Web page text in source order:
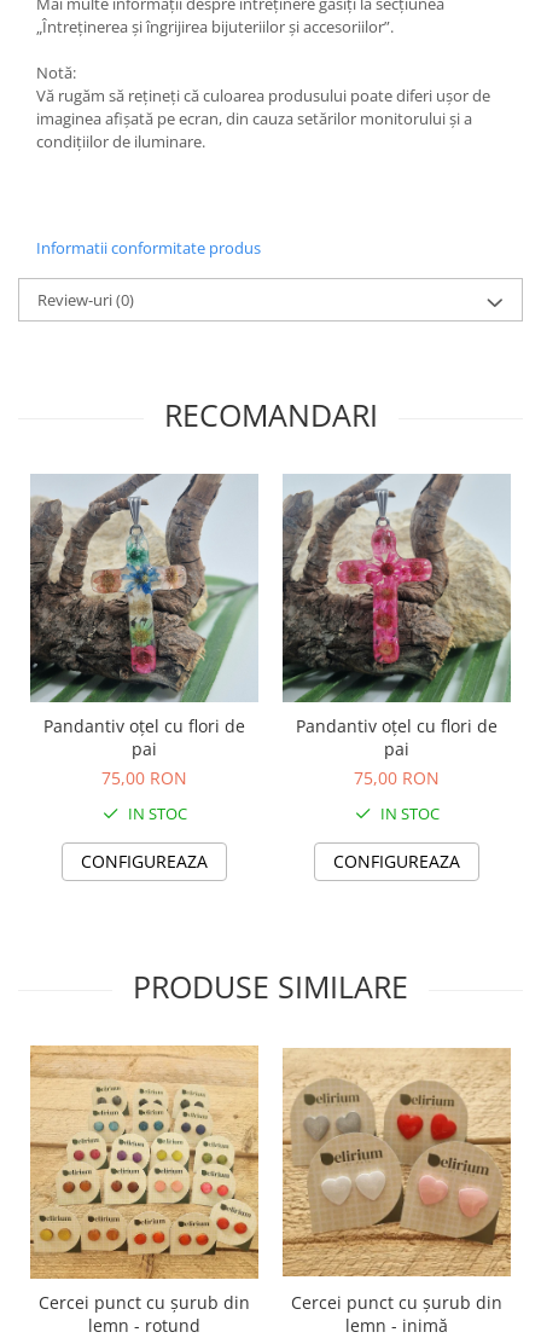
Produse zero waste
Săculeț de depozitare pentru pâine
Ambalaj cu ceară de albine pentru
alimente
Șervețel ecologic pentru sandiș
Prosop de bucătărie "NU-hârtie"
Suport pentru tacâmuri de
călătorie
Decor Crăciun
TOATE Bijuteriile și Accesoriile
TOATE Produsele Zero Waste
TOATE Produsele Personalizate
„Întreținerea și îngrijirea bijuteriilor și accesoriilor”.
Notă:
Vă rugăm să rețineți că culoarea produsului poate diferi ușor de
imaginea afișată pe ecran, din cauza setărilor monitorului și a
condițiilor de iluminare.
Informatii conformitate produs
Review-uri(0)
RECOMANDARI
Pandantiv oțel cu flori de
pai
75,00 RON
IN STOC
CONFIGUREAZA
Pandantiv oțel cu flori de
pai
75,00 RON
IN STOC
CONFIGUREAZA
PRODUSE SIMILARE
Cercei punct cu șurub din
lemn - rotund
Cercei punct cu șurub din
lemn - inimă